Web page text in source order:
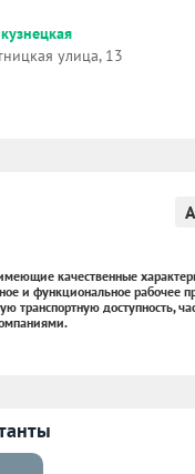
улица, 13
A
качественные
и функциональное рабочее
транспортную доступность,